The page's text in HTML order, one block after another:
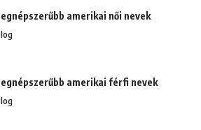
amerikai női nevek
amerikai férfi nevek